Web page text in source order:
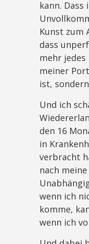
kann. Dass
Kunst zum
dass
mehr
meiner
ist,
Und ich
den 16
in
verbracht
nach
wenn ich
komme,
wenn ich